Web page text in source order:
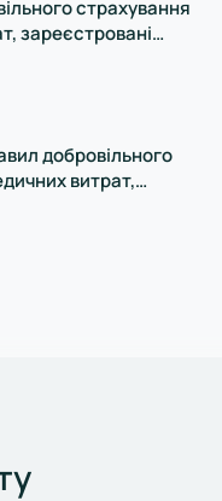
страхування
зареєстровані
за № 2110361
добровільного
витрат,
28.05.2013